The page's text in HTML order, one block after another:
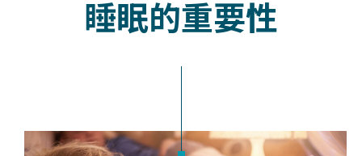
睡眠的重要性